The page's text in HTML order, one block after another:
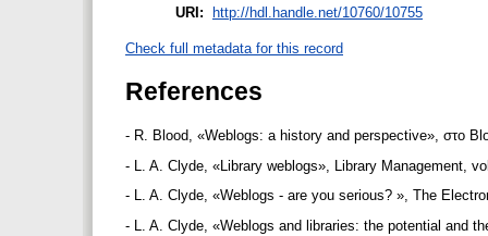
URI: http://hdl.handle.net/10760/10755
Check full metadata for this record
References
- R. Blood, «Weblogs: a history and perspective», στο
- L. A. Clyde, «Library weblogs», Library Management,
- L. A. Clyde, «Weblogs - are you serious? », The
- L. A. Clyde, «Weblogs and libraries: the potential and